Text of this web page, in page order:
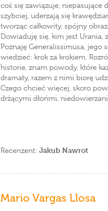
coś się zawiązuje, niepasujące
szybciej, uderzają się
tworząc całkowity, spójny
Dowiaduję się, kim jest Urania,
Poznaję Generalissimusa, jego
wiedzieć: krok za krokiem.
historie, znam powody, które
dramaty, razem z nimi biorę
Czego chcieć więcej, skoro
drżącymi dłońmi,
Recenzent: Jakub Nawrot
Mario Vargas Llosa